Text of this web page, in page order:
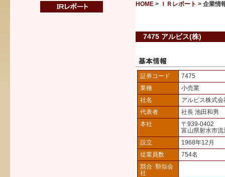
HOME > ＩＲレポート > 企業情
7475 アルビス(株)
証券コード
7475
業種
小売業
社名
アルビス株式
代表者
社長 池田和男
本社
〒939-0402
富山県射水市
設立
1968年12月
従業員数
754名
競合･類似会
社